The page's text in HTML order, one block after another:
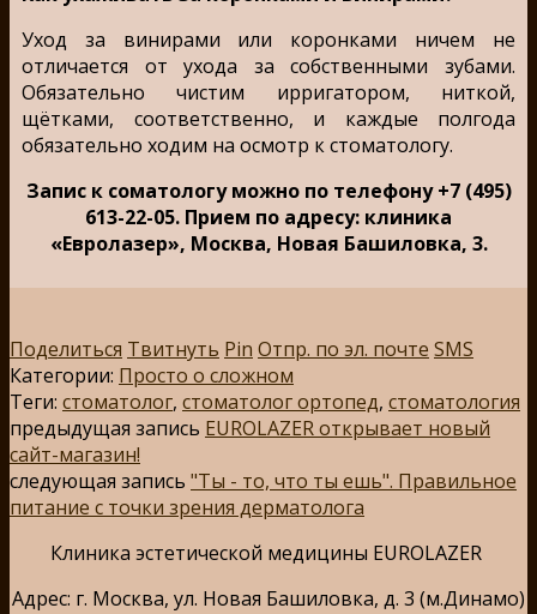
Уход за винирами или коронками ничем не
отличается от ухода за собственными зубами.
Обязательно чистим ирригатором, ниткой,
щётками, соответственно, и каждые полгода
обязательно ходим на осмотр к стоматологу.
Запис к соматологу можно по телефону +7 (495)
613-22-05. Прием по адресу: клиника
«Евролазер», Москва, Новая Башиловка, 3.
Поделиться Твитнуть Pin Отпр. по эл. почте SMS
Категории: Просто о сложном
Теги: стоматолог, стоматолог ортопед, стоматология
предыдущая запись EUROLAZER открывает новый
сайт-магазин!
следующая запись "Ты - то, что ты ешь". Правильное
питание с точки зрения дерматолога
Клиника эстетической медицины EUROLAZER
Адрес: г. Москва, ул. Новая Башиловка, д. 3 (м.Динамо)